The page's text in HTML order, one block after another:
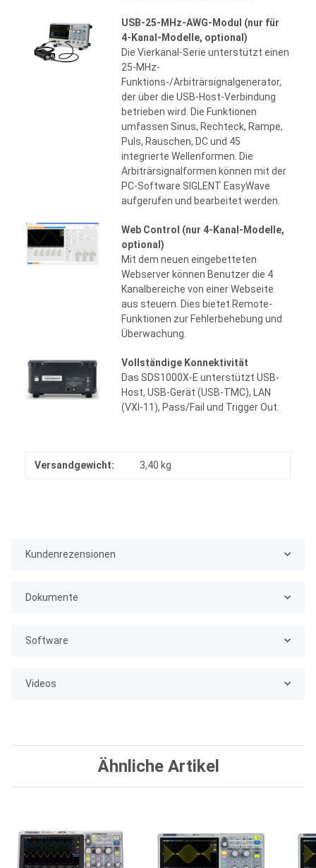
USB-25-MHz-AWG-Modul (nur für
4-Kanal-Modelle, optional)
Die Vierkanal-Serie unterstützt einen
25-MHz-
Funktions-/Arbiträrsignalgenerator,
der über die USB-Host-Verbindung
betrieben wird. Die Funktionen
umfassen Sinus, Rechteck, Rampe,
Puls, Rauschen, DC und 45
integrierte Wellenformen. Die
Arbiträrsignalformen können mit der
PC-Software SIGLENT EasyWave
aufgerufen und bearbeitet werden.
Web Control (nur 4-Kanal-Modelle,
optional)
Mit dem neuen eingebetteten
Webserver können Benutzer die 4
Kanalbereiche von einer Webseite
aus steuern. Dies bietet Remote-
Funktionen zur Fehlerbehebung und
Überwachung.
Vollständige Konnektivität
Das SDS1000X-E unterstützt USB-
Host, USB-Gerät (USB-TMC), LAN
(VXI-11), Pass/Fail und Trigger Out.
Versandgewicht: 3,40 kg
Kundenrezensionen
Dokumente
Software
Videos
Ähnliche Artikel